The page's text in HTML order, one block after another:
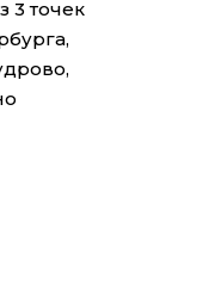
3 точек